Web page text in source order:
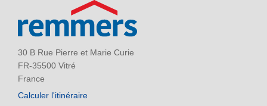
30 B Rue Pierre et Marie Curie
FR-35500 Vitré
France
Calculer l'itinéraire